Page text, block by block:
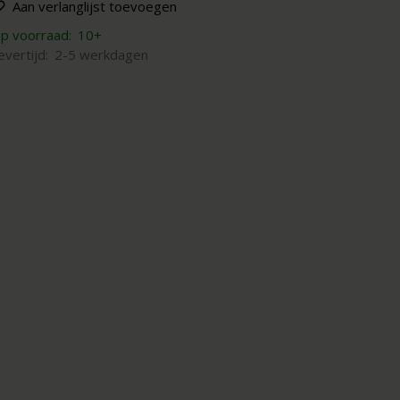
Aan verlanglijst toevoegen
voorraad: 10+
2-5 werkdagen